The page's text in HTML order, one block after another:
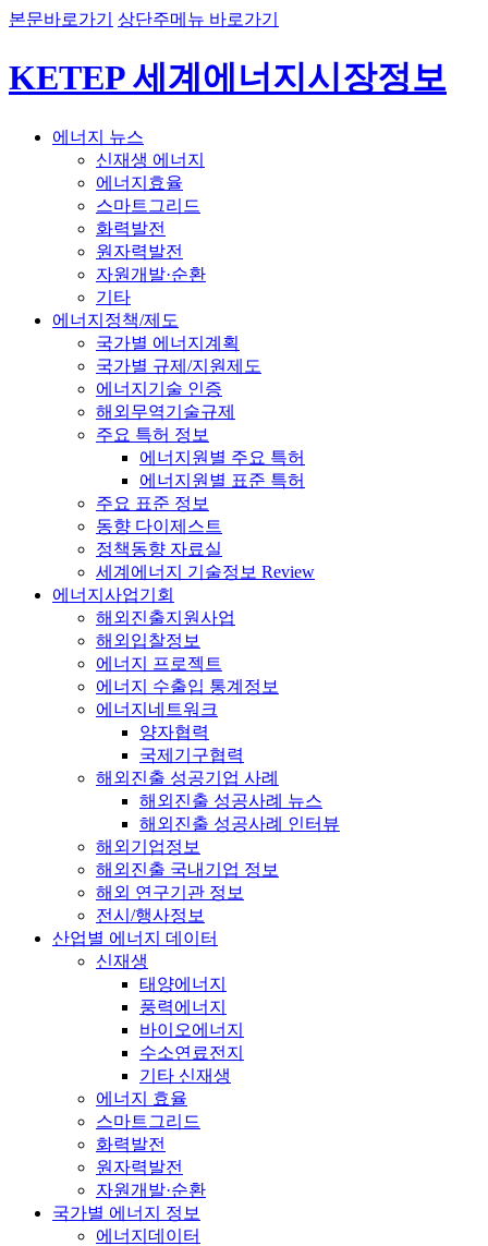
본문바로가기 상단주메뉴 바로가기
KETEP 세계에너지시장정보
에너지 뉴스
신재생 에너지
에너지효율
스마트그리드
화력발전
원자력발전
자원개발·순환
기타
에너지정책/제도
국가별 에너지계획
국가별 규제/지원제도
에너지기술 인증
해외무역기술규제
주요 특허 정보
에너지원별 주요 특허
에너지원별 표준 특허
주요 표준 정보
동향 다이제스트
정책동향 자료실
세계에너지 기술정보 Review
에너지사업기회
해외진출지원사업
해외입찰정보
에너지 프로젝트
에너지 수출입 통계정보
에너지네트워크
양자협력
국제기구협력
해외진출 성공기업 사례
해외진출 성공사례 뉴스
해외진출 성공사례 인터뷰
해외기업정보
해외진출 국내기업 정보
해외 연구기관 정보
전시/행사정보
산업별 에너지 데이터
신재생
태양에너지
풍력에너지
바이오에너지
수소연료전지
기타 신재생
에너지 효율
스마트그리드
화력발전
원자력발전
자원개발·순환
국가별 에너지 정보
에너지데이터